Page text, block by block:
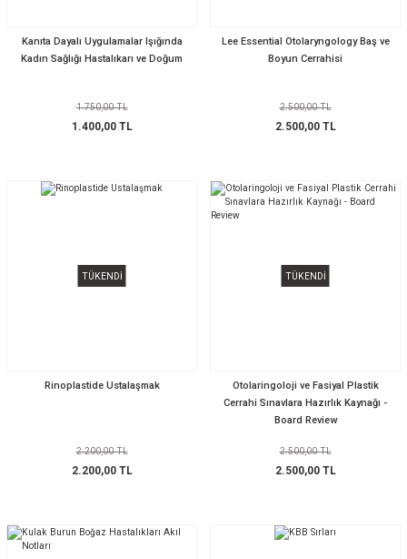
Kanıta Dayalı Uygulamalar Işığında
Kadın Sağlığı Hastalıkarı ve Doğum
1.750,00 TL
1.400,00 TL
Lee Essential Otolaryngology Baş ve
Boyun Cerrahisi
2.500,00 TL
2.500,00 TL
TÜKENDİ
Rinoplastide Ustalaşmak
2.200,00 TL
2.200,00 TL
TÜKENDİ
Otolaringoloji ve Fasiyal Plastik
Cerrahi Sınavlara Hazırlık Kaynağı -
Board Review
2.500,00 TL
2.500,00 TL